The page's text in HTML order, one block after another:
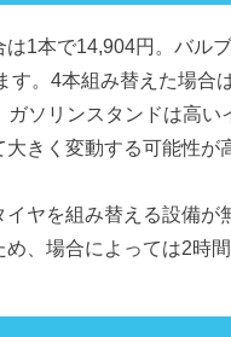
1本で14,904円。バル
す。4本組み替えた場合
ソリンスタンドは高
きく変動する可能性が
ヤを組み替える設備が
、場合によっては2時